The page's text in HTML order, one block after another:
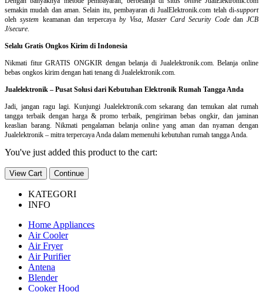
semakin mudah dan aman. Selain itu, pembayaran di JualElektronik.com telah di-support
olehsystem keamanan dan terpercayaby Visa, Master Card Security Codedan JCB
J/secure.
Selalu Gratis Ongkos Kirim di Indonesia
Nikmati fitur GRATIS ONGKIR dengan belanja di Jualelektronik.com. Belanja online
bebas ongkos kirim dengan hati tenang di Jualelektronik.com.
Jualelektronik – Pusat Solusi dari Kebutuhan Elektronik Rumah Tangga Anda
Jadi, jangan ragu lagi. Kunjungi Jualelektronik.com sekarang dan temukan alat rumah
tangga terbaik dengan harga & promo terbaik, pengiriman bebas ongkir, dan jaminan
keaslian barang. Nikmati pengalaman belanja online yang aman dan nyaman dengan
Jualelektronik – mitra terpercaya Anda dalam memenuhi kebutuhan rumah tangga Anda.
You've just added this product to the cart:
View Cart Continue
KATEGORI
INFO
Home Appliances
Air Cooler
Air Fryer
Air Purifier
Antena
Blender
Cooker Hood